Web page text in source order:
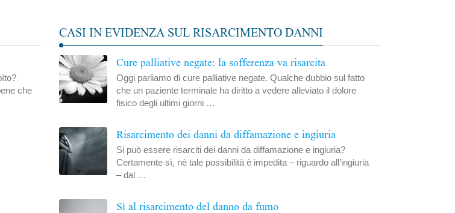
che
CASI IN EVIDENZA SUL RISARCIMENTO DANNI
Cure palliative negate: la sofferenza va risarcita
Oggi parliamo di cure palliative negate. Qualche dubbio sul fatto
che un paziente terminale ha diritto a vedere alleviato il dolore
fisico degli ultimi giorni …
Risarcimento dei danni da diffamazione e ingiuria
Si può essere risarciti dei danni da diffamazione e ingiuria?
Certamente sì, nè tale possibilità è impedita – riguardo all’ingiuria
– dal …
Sì al risarcimento del danno da fumo